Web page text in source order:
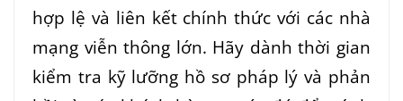
hợp lệ và liên kết chính thức với các nhà
mạng viễn thông lớn. Hãy dành thời gian
kiểm tra kỹ lưỡng hồ sơ pháp lý và phản